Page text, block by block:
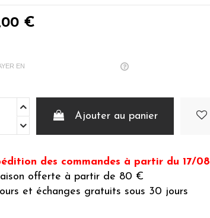
€
EN
Ajouter au panier
des commandes à partir du 17/08
offerte à partir de 80 €
et échanges gratuits sous 30 jours